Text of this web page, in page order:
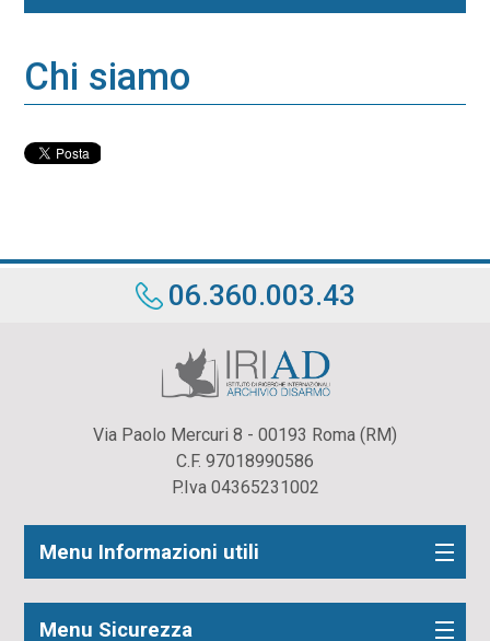
Chi siamo
06.360.003.43
Via Paolo Mercuri 8 - 00193 Roma (RM)
C.F. 97018990586
P.Iva 04365231002
Menu Informazioni utili
Menu Sicurezza